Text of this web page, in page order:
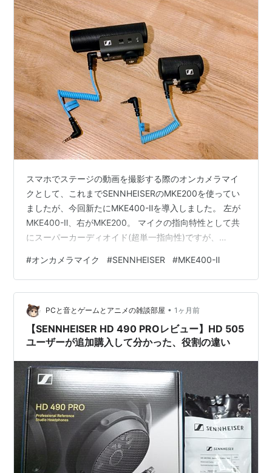
スマホでステージの動画を撮影する際のオンカメラマイ
クとして、これまでSENNHEISERのMKE200を使ってい
ましたが、今回新たにMKE400-Ⅱを導入しました。 左が
MKE400-Ⅱ、右がMKE200。 マイクの指向特性として共
にスーパーカーディオイド(超単一指向性)ですが、
ていて側面からの音を拾い難くなっています。そのた
め、狙った方向の音を収音しやすくなっています。いわ
ゆるショットガンマイクです。 MKE400-Ⅱの内部構造。
最も奥にマイクがあり、その前方に干渉管が伸びてい
る。 一方、MKE200にはその干渉管が無いので、側面の
音…
#オンカメラマイク #SENNHEISER #MKE400-Ⅱ
PCと音とゲームとアニメの雑談部屋 • 1ヶ月前
【SENNHEISER HD 490 PROレビュー】HD 505
ユーザーが追加購入して分かった、役割の違い